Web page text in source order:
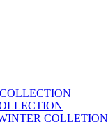
COLLETION